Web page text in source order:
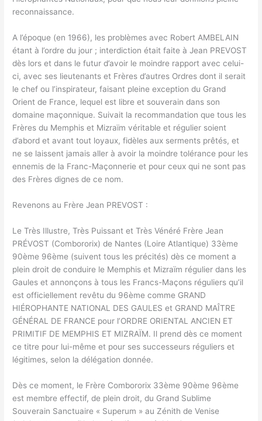
reconnaissance.
A l’époque (en 1966), les problèmes avec Robert AMBELAIN
étant à l’ordre du jour ; interdiction était faite à Jean PREVOST
dès lors et dans le futur d’avoir le moindre rapport avec celui-
ci, avec ses lieutenants et Frères d’autres Ordres dont il serait
le chef ou l’inspirateur, faisant pleine exception du Grand
Orient de France, lequel est libre et souverain dans son
domaine maçonnique. Suivait la recommandation que tous les
Frères du Memphis et Mizraïm véritable et régulier soient
d’abord et avant tout loyaux, fidèles aux serments prêtés, et
ne se laissent jamais aller à avoir la moindre tolérance pour les
ennemis de la Franc-Maçonnerie et pour ceux qui ne sont pas
des Frères dignes de ce nom.
Revenons au Frère Jean PREVOST :
Le Très Illustre, Très Puissant et Très Vénéré Frère Jean
PRÉVOST (Combororix) de Nantes (Loire Atlantique) 33ème
90ème 96ème (suivent tous les précités) dès ce moment a
plein droit de conduire le Memphis et Mizraïm régulier dans les
Gaules et annonçons à tous les Francs-Maçons réguliers qu’il
est officiellement revêtu du 96ème comme GRAND
HIÉROPHANTE NATIONAL DES GAULES et GRAND MAÎTRE
GÉNÉRAL DE FRANCE pour l’ORDRE ORIENTAL ANCIEN ET
PRIMITIF DE MEMPHIS ET MIZRAÏM. Il prend dès ce moment
ce titre pour lui-même et pour ses successeurs réguliers et
légitimes, selon la délégation donnée.
Dès ce moment, le Frère Combororix 33ème 90ème 96ème
est membre effectif, de plein droit, du Grand Sublime
Souverain Sanctuaire « Superum » au Zénith de Venise